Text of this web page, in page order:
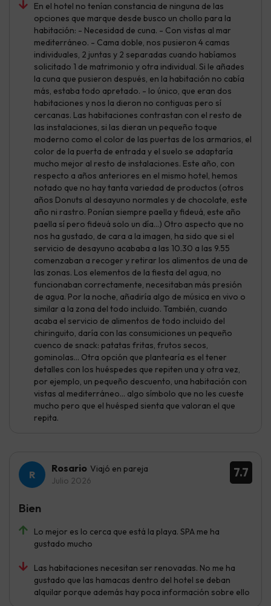
En el hotel no tenían constancia de ninguna de las
opciones que marque desde busco un chollo para la
habitación: - Necesidad de cuna. - Con vistas al mar
mediterráneo. - Cama doble, nos pusieron 4 camas
individuales, 2 juntas y 2 separadas cuando habíamos
solicitado 1 de matrimonio y otra individual. Si le añades
la cuna que pusieron después, en la habitación no cabía
más, estaba todo apretado. - lo único, que eran dos
habitaciones y nos la dieron no contiguas pero sí
cercanas. Las habitaciones contrastan con el resto de
las instalaciones, si las dieran un pequeño toque
moderno como el color de las puertas de los armarios, el
color de la puerta de entrada y el suelo se adaptaría
mucho mejor al resto de instalaciones. Este año, con
respecto a años anteriores en el mismo hotel, hemos
notado que no hay tanta variedad de productos (otros
años Donuts al desayuno normales y de chocolate, este
año ni rastro. Ponían siempre paella y fideuá, este año
paella sí pero fideuá solo un día...) Otro aspecto que no
nos ha gustado, de cara a la imagen, ha sido que si el
servicio de desayuno acababa a las 10.30 a las 9.55
comenzaban a recoger y retirar los alimentos de una de
las zonas. Los elementos de la fiesta del agua, no
funcionaban correctamente, necesitaban más presión
de agua. Por la noche, añadiría algo de música en vivo o
similar a la zona del todo incluido. También, cuando
acaba el servicio de alimentos de todo incluido del
chiringuito, daría con las consumiciones un pequeño
cuenco de snack: patatas fritas, frutos secos,
gominolas... Otra opción que plantearía es el tener
detalles con los huéspedes que repiten una y otra vez,
por ejemplo, un pequeño descuento, una habitación con
vistas al mediterráneo... algo símbolo que no les cueste
mucho pero que el huésped sienta que valoran el que
repita.
7.7
Rosario Viajó en pareja
Julio 2026
Lo mejor es lo cerca que está la playa. SPA me ha
gustado mucho
Las habitaciones necesitan ser renovadas. No me ha
gustado que las hamacas dentro del hotel se deban
alquilar porque además hay poca información sobre ello
Bien